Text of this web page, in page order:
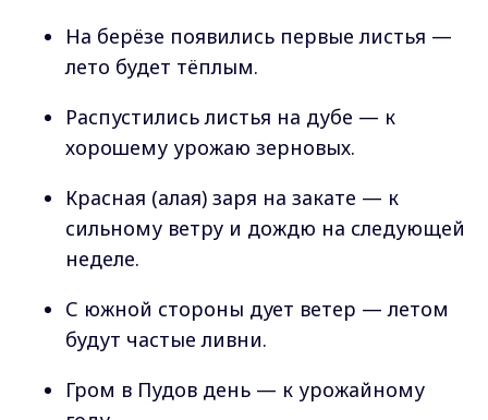
На берёзе появились первые листья —
лето будет тёплым.
Распустились листья на дубе — к
хорошему урожаю зерновых.
Красная (алая) заря на закате — к
сильному ветру и дождю на следующей
неделе.
С южной стороны дует ветер — летом
будут частые ливни.
Гром в Пудов день — к урожайному